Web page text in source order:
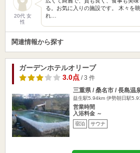
20代 女
性
る。お気に入りの施設です。 木々を
れ…
関連情報から探す
ガーデンホテルオリーブ
3.0点/ 3 件
三重県 / 桑名市 / 長島温
益生駅5.94km 伊勢朝日駅
営業時間
入浴料金 ～
宿泊 サウナ